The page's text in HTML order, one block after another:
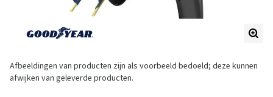
Afbeeldingen van producten zijn als voorbeeld bedoeld; deze kunnen
afwijken van geleverde producten.